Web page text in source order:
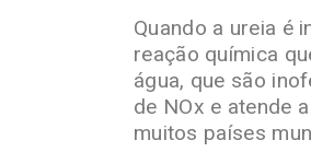
Quando a ureia é
reação química
água, que são
de NOx e atende
muitos países